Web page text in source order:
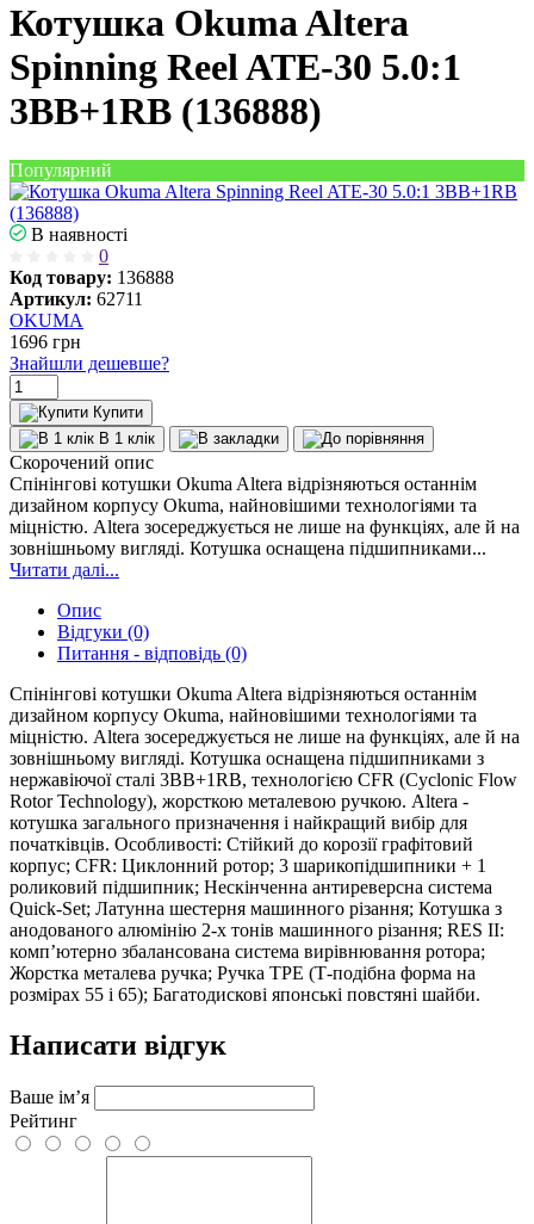
Котушка Okuma Altera
Spinning Reel ATE-30 5.0:1
3BB+1RB (136888)
Популярний
В наявності
0
Код товару: 136888
Артикул: 62711
OKUMA
1696 грн
Знайшли дешевше?
Купити
В 1 клік
Скорочений опис
Спінінгові котушки Okuma Altera відрізняються останнім
дизайном корпусу Okuma, найновішими технологіями та
міцністю. Altera зосереджується не лише на функціях, але й на
зовнішньому вигляді. Котушка оснащена підшипниками...
Читати далі...
Опис
Відгуки (0)
Питання - відповідь (0)
Спінінгові котушки Okuma Altera відрізняються останнім
дизайном корпусу Okuma, найновішими технологіями та
міцністю. Altera зосереджується не лише на функціях, але й на
зовнішньому вигляді. Котушка оснащена підшипниками з
нержавіючої сталі 3BB+1RB, технологією CFR (Cyclonic Flow
Rotor Technology), жорсткою металевою ручкою. Altera -
котушка загального призначення і найкращий вибір для
початківців. Особливості: Стійкий до корозії графітовий
корпус; CFR: Циклонний ротор; 3 шарикопідшипники + 1
роликовий підшипник; Нескінченна антиреверсна система
Quick-Set; Латунна шестерня машинного різання; Котушка з
анодованого алюмінію 2-х тонів машинного різання; RES II:
комп’ютерно збалансована система вирівнювання ротора;
Жорстка металева ручка; Ручка TPE (Т-подібна форма на
розмірах 55 і 65); Багатодискові японські повстяні шайби.
Написати відгук
Ваше ім’я
Рейтинг